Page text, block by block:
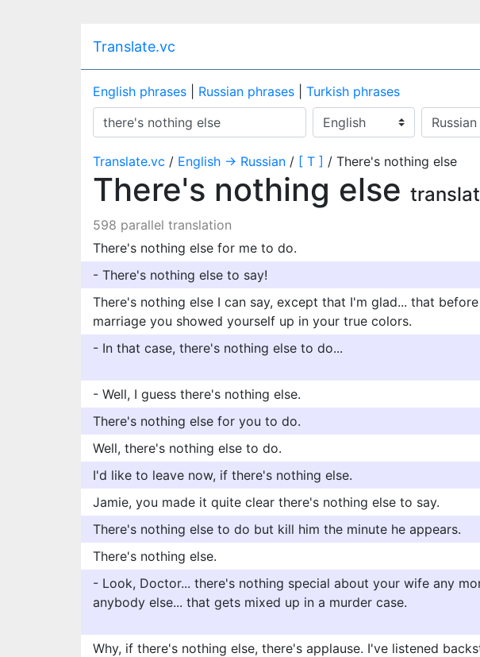
Translate.vc
English phrases Russian phrases
Turkish phrases
Translate.vc / English → Russian / [ T ] / There's nothing else
There's nothing else
598 parallel translation
There's nothing else for me to do.
- There's nothing else to say!
There's nothing else I can say, except that I'm glad... that
marriage you showed yourself up in your true colors.
- In that case, there's nothing else to do...
- Well, I guess there's nothing else.
There's nothing else for you to do.
Well, there's nothing else to do.
I'd like to leave now, if there's nothing else.
Jamie, you made it quite clear there's nothing else to say.
There's nothing else to do but kill him the minute he appears.
There's nothing else.
- Look, Doctor... there's nothing special about your wife any
anybody else... that gets mixed up in a murder case.
Why, if there's nothing else, there's applause. I've listened